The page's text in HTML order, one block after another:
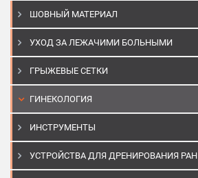
ШОВНЫЙ МАТЕРИАЛ
УХОД ЗА ЛЕЖАЧИМИ БОЛЬНЫМИ
ГРЫЖЕВЫЕ СЕТКИ
ГИНЕКОЛОГИЯ
ИНСТРУМЕНТЫ
УСТРОЙСТВА ДЛЯ ДРЕНИРОВАНИЯ РАН